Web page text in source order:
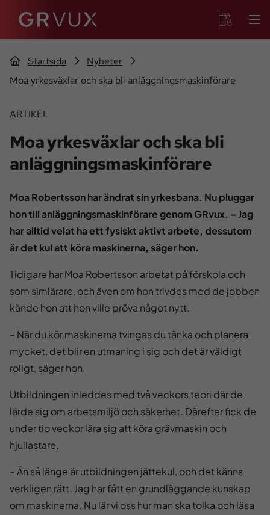
Startsida
Nyheter
Moa yrkesväxlar och ska bli anläggningsmaskinförare
ARTIKEL
Moa yrkesväxlar och ska bli
anläggningsmaskinförare
Moa Robertsson har ändrat sin yrkesbana. Nu pluggar
hon till anläggningsmaskinförare genom GRvux. – Jag
har alltid velat ha ett fysiskt aktivt arbete, dessutom
är det kul att köra maskinerna, säger hon.
Tidigare har Moa Robertsson arbetat på förskola och
som simlärare, och även om hon trivdes med de jobben
kände hon att hon ville pröva något nytt.
– När du kör maskinerna tvingas du tänka och planera
mycket, det blir en utmaning i sig och det är väldigt
roligt, säger hon.
Utbildningen inleddes med två veckors teori där de
lärde sig om arbetsmiljö och säkerhet. Därefter fick de
under tio veckor lära sig att köra grävmaskin och
hjullastare.
– Än så länge är utbildningen jättekul, och det känns
verkligen rätt. Jag har fått en grundläggande kunskap
om maskinerna. Nu lär vi oss hur man ska tolka och läsa